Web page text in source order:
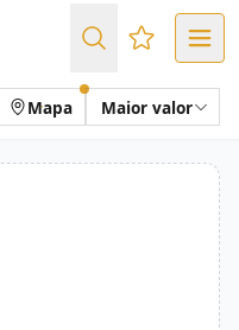
Favoritos
Mapa Maior valor